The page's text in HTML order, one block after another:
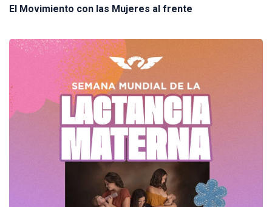
El Movimiento con las Mujeres al frente